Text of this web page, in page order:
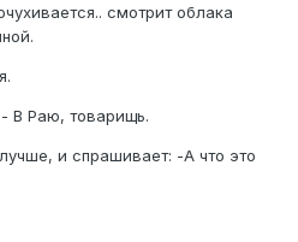
смотрит облака
В Раю, товарищь.
и спрашивает: -А что это